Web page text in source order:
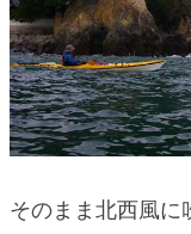
そのまま北西風に